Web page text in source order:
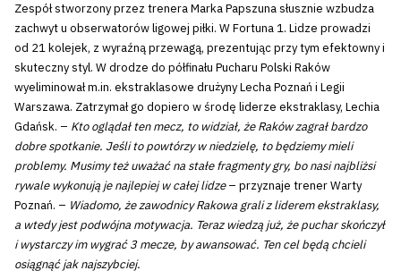
Zespół stworzony przez trenera Marka Papszuna słusznie wzbudza
zachwyt u obserwatorów ligowej piłki. W Fortuna 1. Lidze prowadzi
od 21 kolejek, z wyraźną przewagą, prezentując przy tym efektowny i
skuteczny styl. W drodze do półfinału Pucharu Polski Raków
wyeliminował m.in. ekstraklasowe drużyny Lecha Poznań i Legii
Warszawa. Zatrzymał go dopiero w środę liderze ekstraklasy, Lechia
Gdańsk. – Kto oglądał ten mecz, to widział, że Raków zagrał bardzo
dobre spotkanie. Jeśli to powtórzy w niedzielę, to będziemy mieli
problemy. Musimy też uważać na stałe fragmenty gry, bo nasi najbliżsi
rywale wykonują je najlepiej w całej lidze– przyznaje trener Warty
Poznań. – Wiadomo, że zawodnicy Rakowa grali z liderem ekstraklasy,
a wtedy jest podwójna motywacja. Teraz wiedzą już, że puchar skończył
i wystarczy im wygrać 3 mecze, by awansować. Ten cel będą chcieli
osiągnąć jak najszybciej.